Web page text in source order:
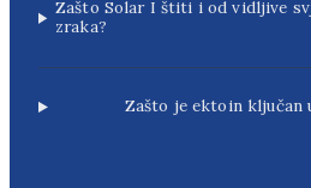
Zašto Solar I štiti i od vidljive
zraka?
Zašto je ektoin ključan